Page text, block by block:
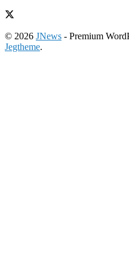
© 2026 JNews - Premium
Jegtheme.